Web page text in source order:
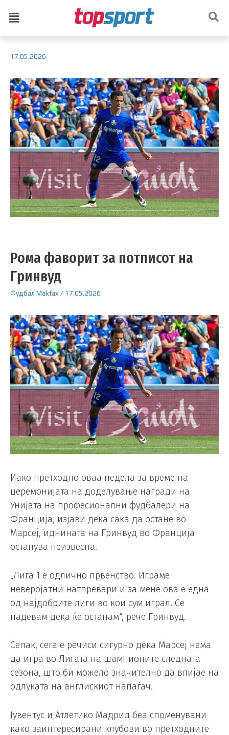
17.05.2026
Рома фаворит за потписот на
Гринвуд
Фудбал Makfax / 17.05.2026
Иако претходно оваа недела за време на
церемонијата на доделување награди на
Унијата на професионални фудбалери на
Франција, изјави дека сака да остане во
Марсеј, иднината на Гринвуд во Франција
останува неизвесна.
„Лига 1 е одлично првенство. Играме
неверојатни натпревари и за мене ова е една
од најдобрите лиги во кои сум играл. Се
надевам дека ќе останам“, рече Гринвуд.
Сепак, сега е речиси сигурно дека Марсеј нема
да игра во Лигата на шампионите следната
сезона, што би можело значително да влијае на
одлуката на англискиот напаѓач.
Јувентус и Атлетико Мадрид беа споменувани
како заинтересирани клубови во претходните